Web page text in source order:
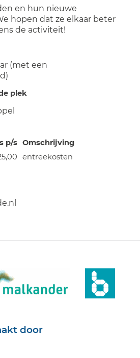
en hun nieuwe
hopen dat ze elkaar beter
de activiteit!
(met een
plek
p/s Omschrijving
entreekosten
door